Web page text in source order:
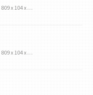
x 104 x …
x 104 x …